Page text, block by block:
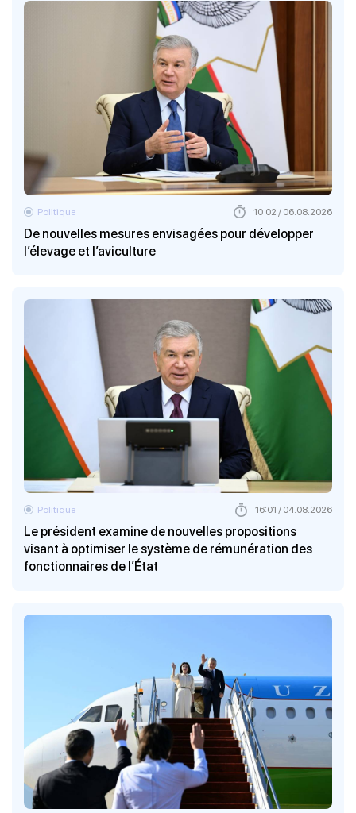
De nouvelles mesures envisagées pour développer
l’élevage et l’aviculture
Politique 10:02 / 06.08.2026
Le président examine de nouvelles propositions
visant à optimiser le système de rémunération des
fonctionnaires de l’État
Politique 16:01 / 04.08.2026